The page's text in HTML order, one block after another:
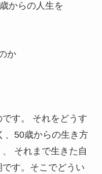
からの人生を
か
す。 それをどうす
、50歳からの生き方
それまで生きた自
す。そこでどうい